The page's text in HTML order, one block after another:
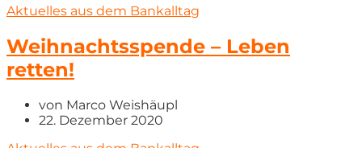
Aktuelles aus dem Bankalltag
Weihnachtsspende – Leben
retten!
von Marco Weishäupl
22. Dezember 2020